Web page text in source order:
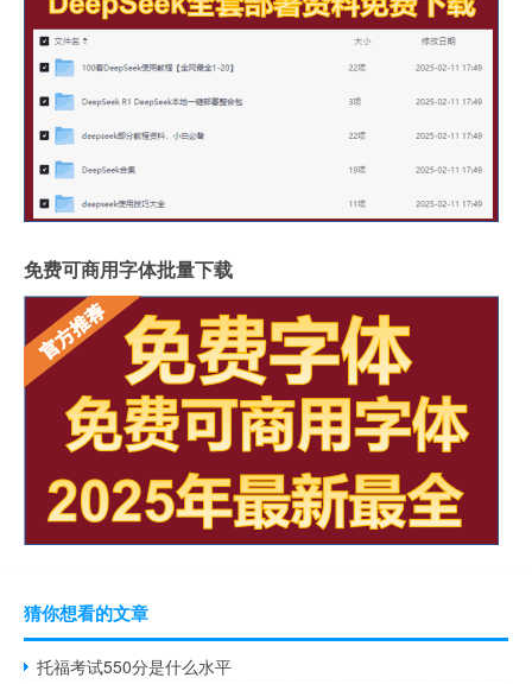
免费可商用字体批量下载
猜你想看的文章
托福考试550分是什么水平